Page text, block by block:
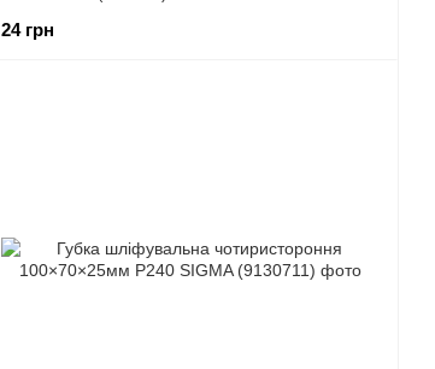
24 грн